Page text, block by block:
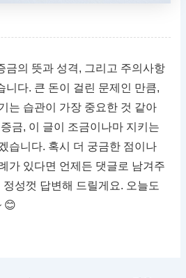
금의 뜻과 성격, 그리고 주의사항
니다. 큰 돈이 걸린 문제인 만큼,
는 습관이 가장 중요한 것 같아
금, 이 글이 조금이나마 지키는
습니다. 혹시 더 궁금한 점이나
가 있다면 언제든 댓글로 남겨주
성껏 답변해 드릴게요. 오늘도
😊